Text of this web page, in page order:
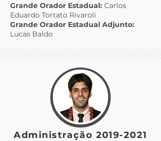
Grande Orador Estadual: Carlos
Eduardo Tortato Rivaroli
Grande Orador Estadual Adjunto:
Lucas Baldo
Administração 2019-2021